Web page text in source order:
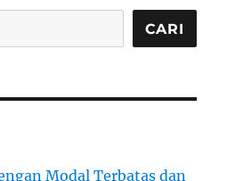
CARI
Modal Terbatas dan